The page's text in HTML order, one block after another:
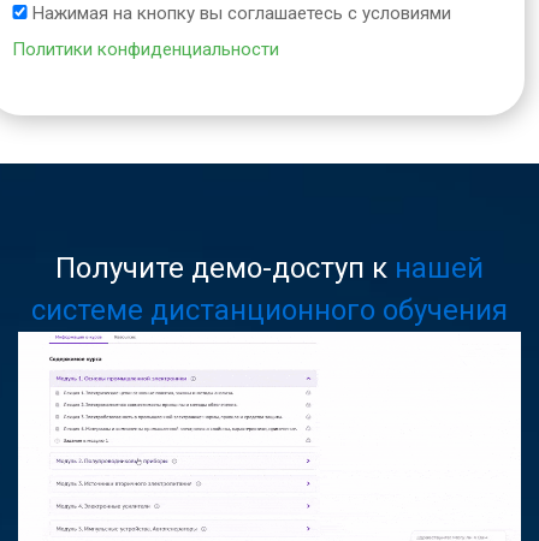
Нажимая на кнопку вы соглашаетесь с условиями
Политики конфиденциальности
Получите демо-доступ к нашей
системе дистанционного обучения